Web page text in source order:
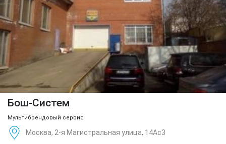
Бош-Систем
Мультибрендовый сервис
Москва, 2-я Магистральная улица, 14Ас3